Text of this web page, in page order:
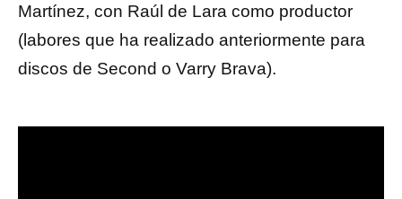
Martínez, con Raúl de Lara como productor
(labores que ha realizado anteriormente para
discos de Second o Varry Brava).